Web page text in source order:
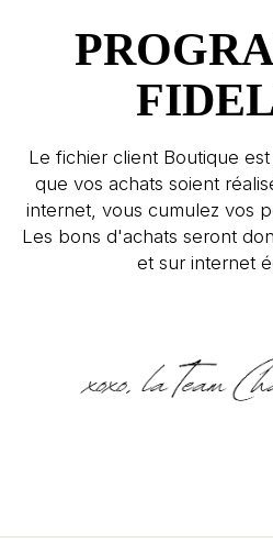
Le fichier client Boutique
que vos achats soient
internet, vous cumulez vos
Les bons d'achats seront
et sur internet